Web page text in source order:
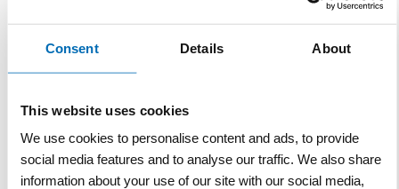
Consent Details About
This website uses cookies
We use cookies to personalise content and ads, to provide
social media features and to analyse our traffic. We also share
information about your use of our site with our social media,
cm vast
VERLANGLIJST
VERGELIJKEN
Artnr h9015 excl. btw